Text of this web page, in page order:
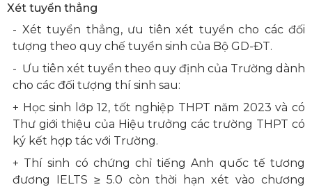
Xét tuyển thẳng
- Xét tuyển thẳng, ưu tiên xét tuyển cho các đối
tượng theo quy chế tuyển sinh của Bộ GD-ĐT.
- Ưu tiên xét tuyển theo quy định của Trường dành
cho các đối tượng thí sinh sau:
+ Học sinh lớp 12, tốt nghiệp THPT năm 2023 và có
Thư giới thiệu của Hiệu trưởng các trường THPT có
ký kết hợp tác với Trường.
+ Thí sinh có chứng chỉ tiếng Anh quốc tế tương
đương IELTS ≥ 5.0 còn thời hạn xét vào chương